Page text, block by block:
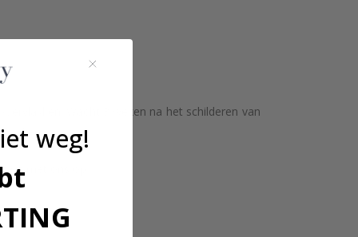
Wacht 3 weken na het schilderen van
met ons op.
weg!